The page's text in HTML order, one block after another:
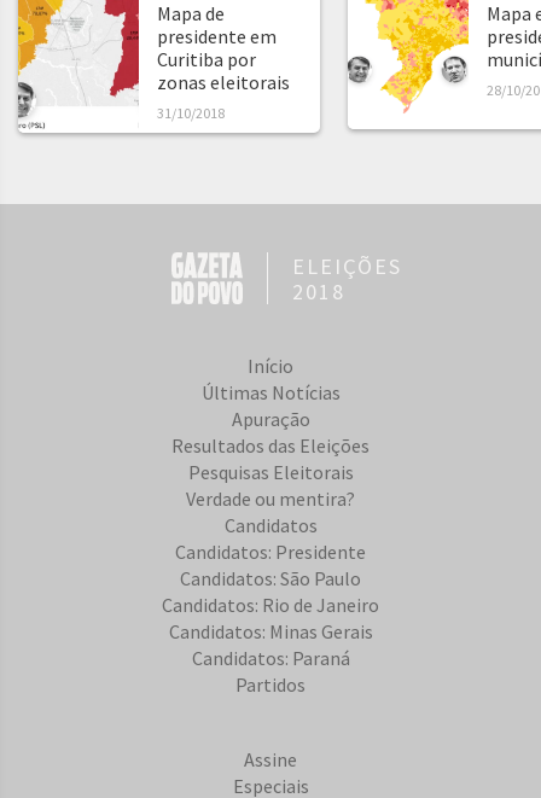
Mapa de
presidente em
Curitiba por
zonas eleitorais
31/10/2018
Mapa
28/10/
ELEIÇÕES
2018
Início
Últimas Notícias
Apuração
Resultados das Eleições
Pesquisas Eleitorais
Verdade ou mentira?
Candidatos
Candidatos: Presidente
Candidatos: São Paulo
Candidatos: Rio de Janeiro
Candidatos: Minas Gerais
Candidatos: Paraná
Partidos
Assine
Especiais